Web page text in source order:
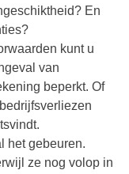
En
kunt u
van
beperkt. Of
het gebeuren.
ze nog volop in